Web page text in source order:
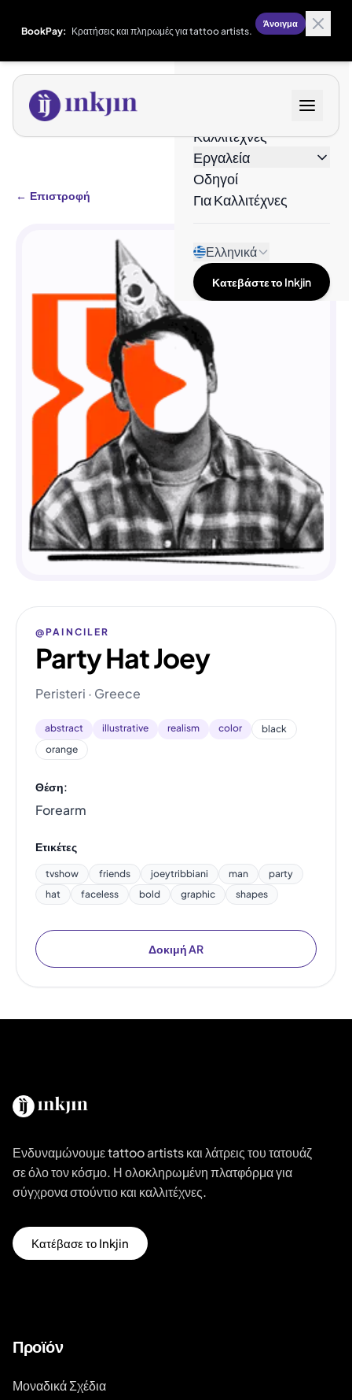
BookPay: Κρατήσεις και πληρωμές για tattoo artists.
Άνοιγμα
Καλλιτέχνες
Εργαλεία
Οδηγοί
Για Καλλιτέχνες
Ελληνικά
Κατεβάστε το Inkjin
← Επιστροφή
@PAINCILER
Party Hat Joey
Peristeri · Greece
abstract illustrative realism color
black
orange
Θέση:
Forearm
Ετικέτες
tvshow friends joeytribbiani man
party
hat
faceless bold graphic shapes
Δοκιμή AR
Ενδυναμώνουμε tattoo artists και λάτρεις του τατουάζ
σε όλο τον κόσμο. Η ολοκληρωμένη πλατφόρμα για
σύγχρονα στούντιο και καλλιτέχνες.
Κατέβασε το Inkjin
Προϊόν
Μοναδικά Σχέδια